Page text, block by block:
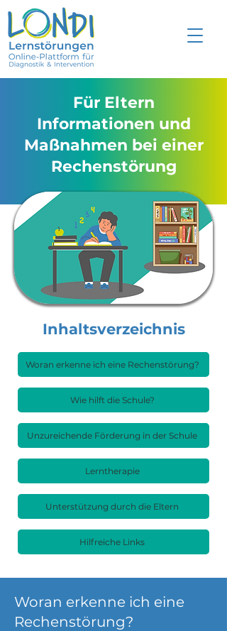
Für Eltern
Informationen und
Maßnahmen bei einer
Rechenstörung
Inhaltsverzeichnis
Woran erkenne ich eine Rechenstörung?
Wie hilft die Schule?
Unzureichende Förderung in der Schule
Lerntherapie
Unterstützung durch die Eltern
Hilfreiche Links
Woran erkenne ich eine
Rechenstörung?